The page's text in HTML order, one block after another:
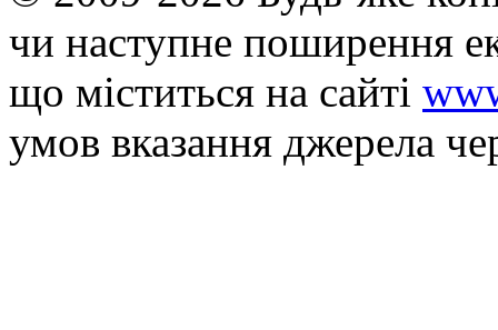
чи наступне поширення
що мiститься на сайті
умов вказання джерела